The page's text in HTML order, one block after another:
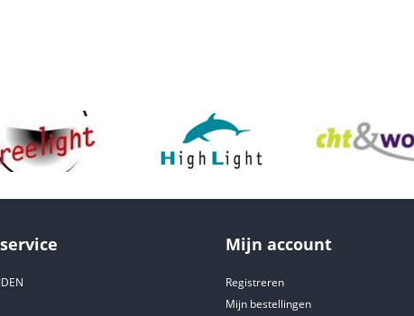
Mijn account
Registreren
Mijn bestellingen